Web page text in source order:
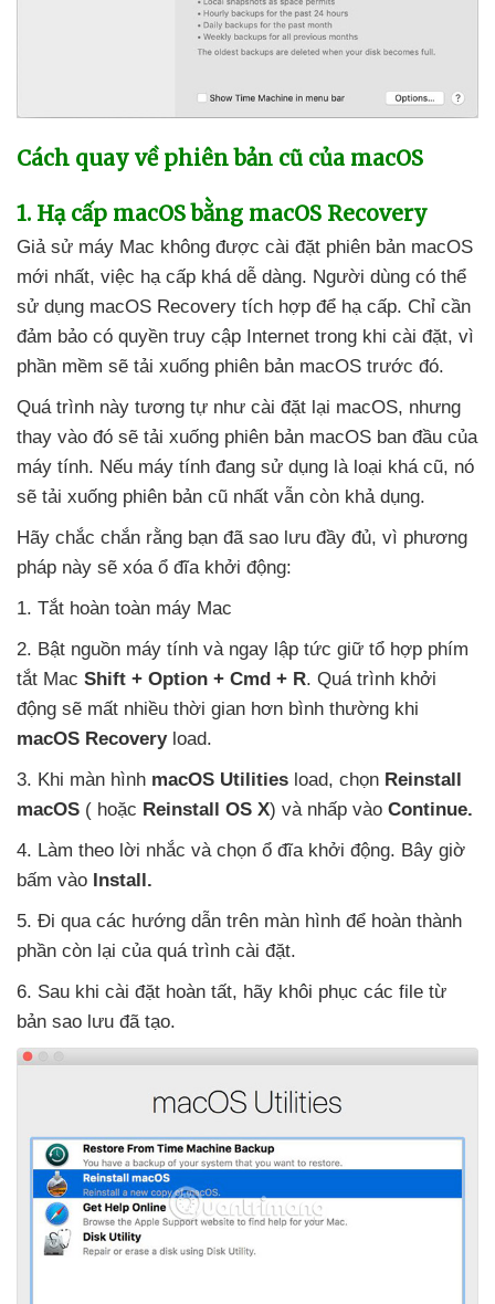
Cách quay về phiên bản cũ của macOS
1. Hạ cấp macOS bằng macOS Recovery
Giả sử máy Mac không được cài đặt phiên bản macOS
mới nhất, việc hạ cấp khá dễ dàng. Người dùng có thể
sử dụng macOS Recovery tích hợp để hạ cấp. Chỉ cần
đảm bảo có quyền truy cập Internet trong khi cài đặt, vì
phần mềm sẽ tải xuống phiên bản macOS trước đó.
Quá trình này tương tự như cài đặt lại macOS, nhưng
thay vào đó sẽ tải xuống phiên bản macOS ban đầu của
máy tính. Nếu máy tính đang sử dụng là loại khá cũ, nó
sẽ tải xuống phiên bản cũ nhất vẫn còn khả dụng.
Hãy chắc chắn rằng bạn đã sao lưu đầy đủ, vì phương
pháp này sẽ xóa ổ đĩa khởi động:
1. Tắt hoàn toàn máy Mac
2. Bật nguồn máy tính và ngay lập tức giữ tổ hợp phím
tắt Mac Shift + Option + Cmd + R. Quá trình khởi
động sẽ mất nhiều thời gian hơn bình thường khi
macOS Recoveryload.
3. Khi màn hình macOS Utilities load, chọn Reinstall
macOS ( hoặc Reinstall OS X) và nhấp vào Continue.
4. Làm theo lời nhắc và chọn ổ đĩa khởi động. Bây giờ
bấm vào Install.
5. Đi qua các hướng dẫn trên màn hình để hoàn thành
phần còn lại của quá trình cài đặt.
6. Sau khi cài đặt hoàn tất, hãy khôi phục các file từ
bản sao lưu đã tạo.